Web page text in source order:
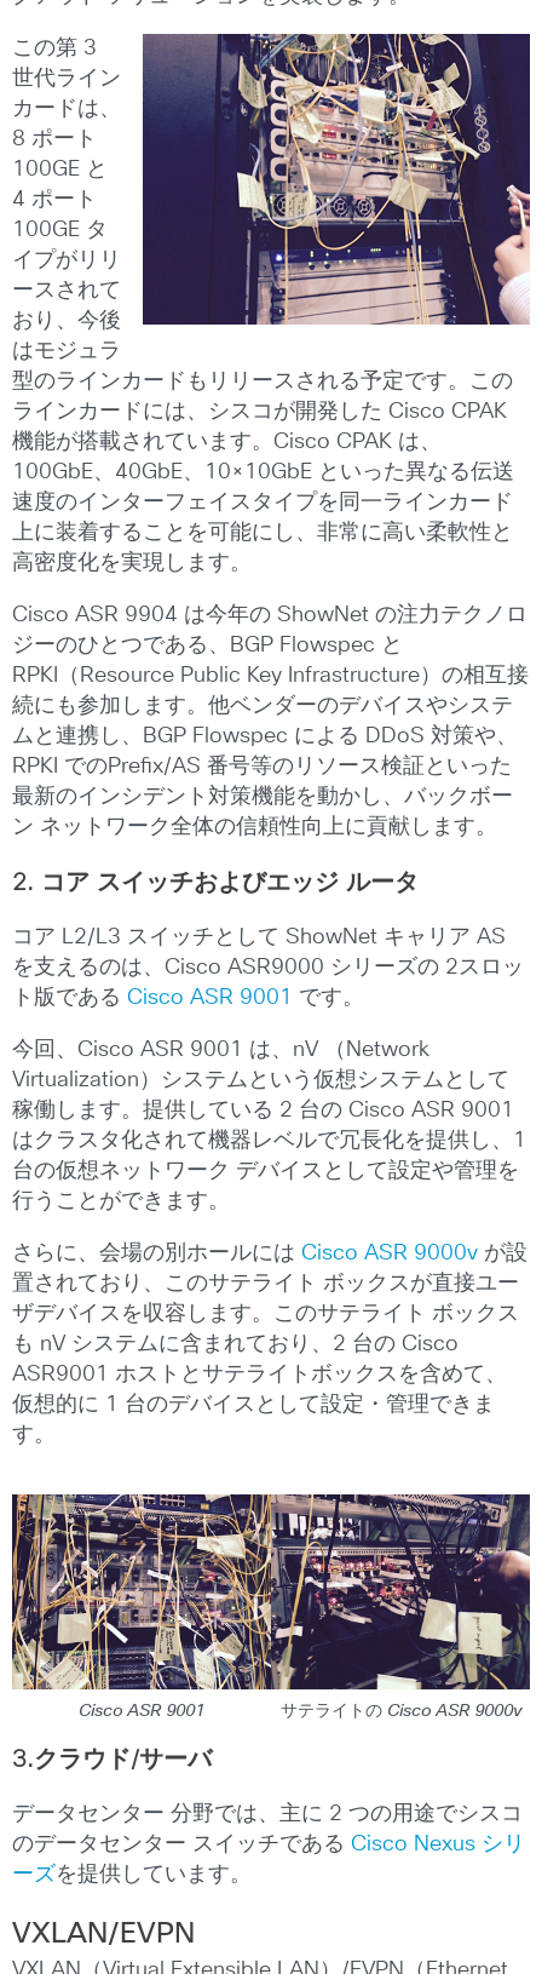
この第 3
世代ライン
カードは、
8 ポート
100GE と
4 ポート
100GE タ
イプがリリ
ースされて
おり、今後
はモジュラ
型のラインカードもリリースされる予定です。この
ラインカードには、シスコが開発した Cisco CPAK
機能が搭載されています。Cisco CPAK は、
100GbE、40GbE、10×10GbE といった異なる伝送
速度のインターフェイスタイプを同一ラインカード
上に装着することを可能にし、非常に高い柔軟性と
高密度化を実現します。
Cisco ASR 9904 は今年の ShowNet の注力テクノロ
ジーのひとつである、BGP Flowspec と
RPKI（Resource Public Key Infrastructure）の相互接
続にも参加します。他ベンダーのデバイスやシステ
ムと連携し、BGP Flowspec による DDoS 対策や、
RPKI でのPrefix/AS 番号等のリソース検証といった
最新のインシデント対策機能を動かし、バックボー
ン ネットワーク全体の信頼性向上に貢献します。
2. コア スイッチおよびエッジ ルータ
コア L2/L3 スイッチとして ShowNet キャリア AS
を支えるのは、Cisco ASR9000 シリーズの 2スロッ
ト版である Cisco ASR 9001 です。
今回、Cisco ASR 9001 は、nV （Network
Virtualization）システムという仮想システムとして
稼働します。提供している 2 台の Cisco ASR 9001
はクラスタ化されて機器レベルで冗長化を提供し、1
台の仮想ネットワーク デバイスとして設定や管理を
行うことができます。
さらに、会場の別ホールには Cisco ASR 9000v が設
置されており、このサテライト ボックスが直接ユー
ザデバイスを収容します。このサテライト ボックス
も nV システムに含まれており、2 台の Cisco
ASR9001 ホストとサテライトボックスを含めて、
仮想的に 1 台のデバイスとして設定・管理できま
す。
Cisco ASR 9001 サテライトの Cisco ASR 9000v
3.クラウド/サーバ
データセンター 分野では、主に 2 つの用途でシスコ
のデータセンター スイッチである Cisco Nexus シリ
ーズを提供しています。
VXLAN/EVPN